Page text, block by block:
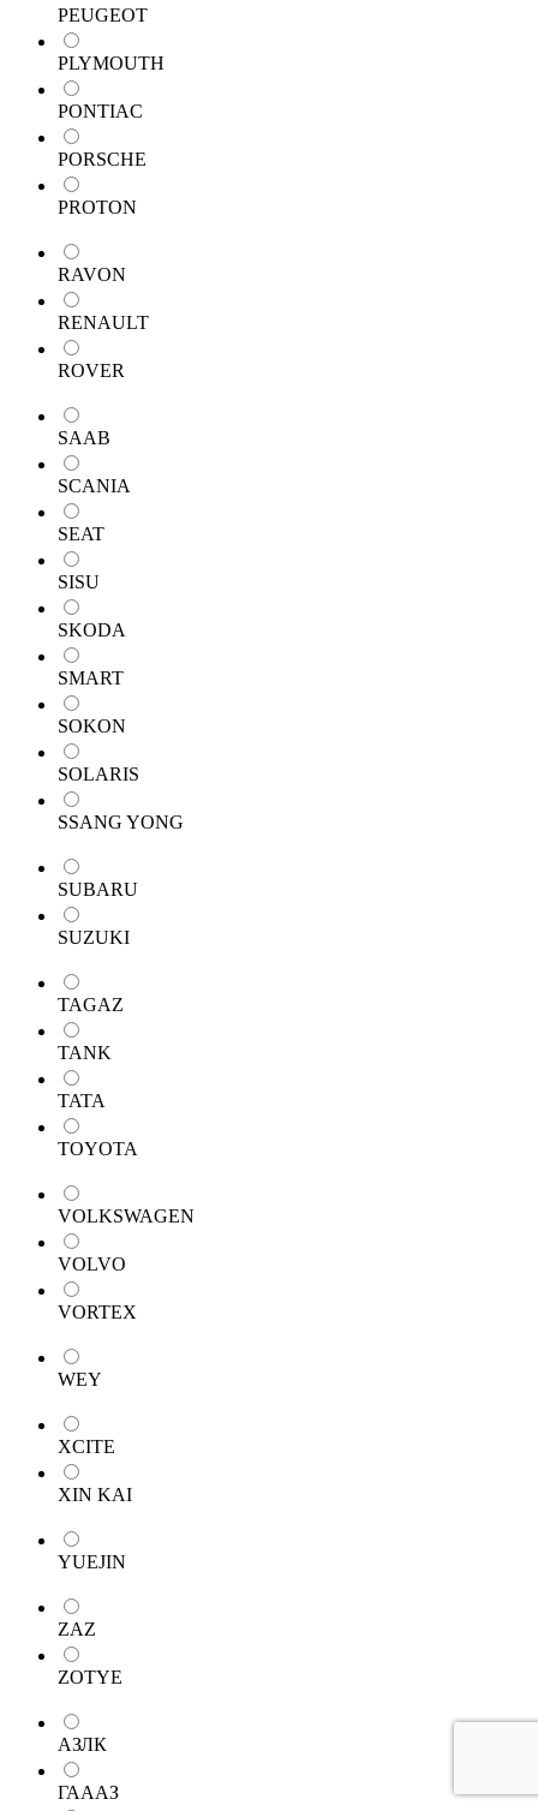
PEUGEOT
PLYMOUTH
PONTIAC
PORSCHE
PROTON
RAVON
RENAULT
ROVER
SAAB
SCANIA
SEAT
SISU
SKODA
SMART
SOKON
SOLARIS
SSANG YONG
SUBARU
SUZUKI
TAGAZ
TANK
TATA
TOYOTA
VOLKSWAGEN
VOLVO
VORTEX
WEY
XCITE
XIN KAI
YUEJIN
ZAZ
ZOTYE
АЗЛК
ГАААЗ